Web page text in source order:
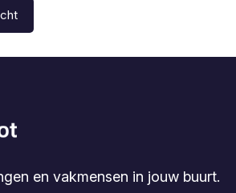
en vakmensen in jouw buurt.